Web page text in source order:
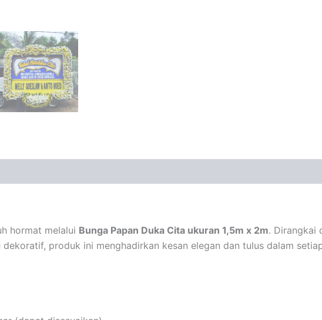
hormat melalui Bunga Papan Duka Cita ukuran 1,5m x 2m. Dirangkai
produk ini menghadirkan kesan elegan dan tulus dalam